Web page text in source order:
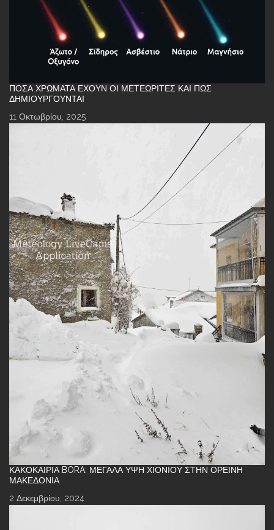
ΠΌΣΑ ΧΡΏΜΑΤΑ ΈΧΟΥΝ ΟΙ ΜΕΤΕΩΡΊΤΕΣ ΚΑΙ ΠΏΣ
ΔΗΜΙΟΥΡΓΟΎΝΤΑΙ
11 Οκτωβρίου, 2025
ΚΑΚΟΚΑΙΡΊΑ BORA: ΜΕΓΆΛΑ ΎΨΗ ΧΙΟΝΙΟΎ ΣΤΗΝ ΟΡΕΙΝΉ
ΜΑΚΕΔΟΝΊΑ
2 Δεκεμβρίου, 2024